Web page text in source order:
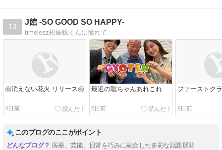
13
J館 -SO GOOD SO HAPPY-
timelesz松島聡くんに憧れて
㊗消えない花火 リリース㊗
4日前
最近の聡ちゃんあれこれ
5日前
ファーストク
8日前
このブログのここがポイント
医療、芸能、日常を巧みに融合した多彩な話題展開